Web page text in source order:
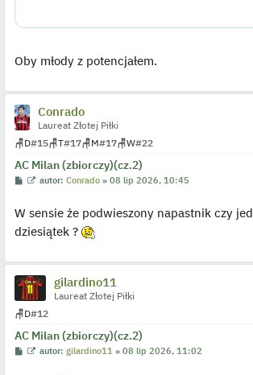
Oby młody z potencjałem.
Conrado
Laureat Złotej Piłki
🪑D#15🪑T#17🪑M#17🪑W#22
AC Milan (zbiorczy)(cz.2)
P
t
W
w
e
p
o
j
e
y
c
z
y
autor:Conrado »08 lip 2026, 10:45
W sensie że podwieszony napastnik czy
dziesiątek ?
gilardino11
Laureat Złotej Piłki
🪑D#12
AC Milan (zbiorczy)(cz.2)
P
W
autor:gilardino11 »08 lip 2026, 11:02